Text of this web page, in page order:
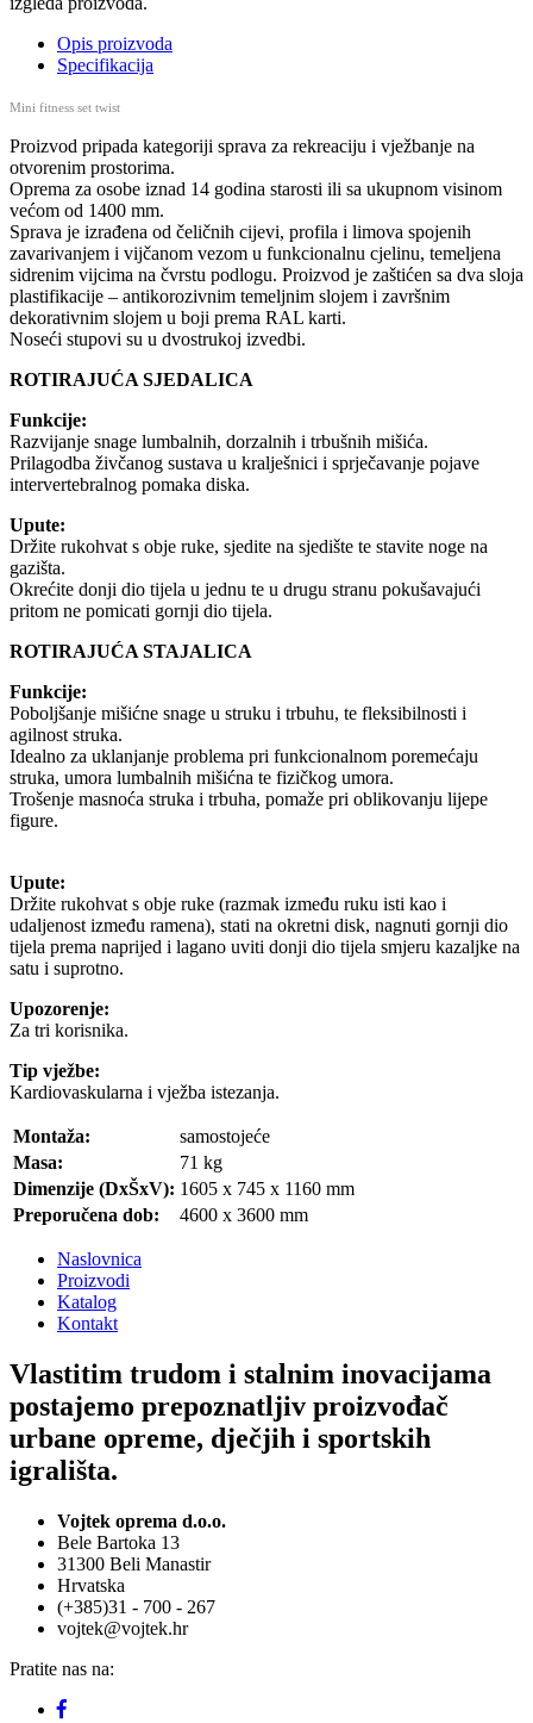
Opis proizvoda
Specifikacija
Mini fitness set twist
Proizvod pripada kategoriji sprava za rekreaciju i vježbanje na
otvorenim prostorima.
Oprema za osobe iznad 14 godina starosti ili sa ukupnom visinom
većom od 1400 mm.
Sprava je izrađena od čeličnih cijevi, profila i limova spojenih
zavarivanjem i vijčanom vezom u funkcionalnu cjelinu, temeljena
sidrenim vijcima na čvrstu podlogu. Proizvod je zaštićen sa dva sloja
plastifikacije – antikorozivnim temeljnim slojem i završnim
dekorativnim slojem u boji prema RAL karti.
Noseći stupovi su u dvostrukoj izvedbi.
ROTIRAJUĆA SJEDALICA
Funkcije:
Razvijanje snage lumbalnih, dorzalnih i trbušnih mišića.
Prilagodba živčanog sustava u kralješnici i sprječavanje pojave
intervertebralnog pomaka diska.
Upute:
Držite rukohvat s obje ruke, sjedite na sjedište te stavite noge na
gazišta.
Okrećite donji dio tijela u jednu te u drugu stranu pokušavajući
pritom ne pomicati gornji dio tijela.
ROTIRAJUĆA STAJALICA
Funkcije:
Poboljšanje mišićne snage u struku i trbuhu, te fleksibilnosti i
agilnost struka.
Idealno za uklanjanje problema pri funkcionalnom poremećaju
struka, umora lumbalnih mišićna te fizičkog umora.
Trošenje masnoća struka i trbuha, pomaže pri oblikovanju lijepe
figure.
Upute:
Držite rukohvat s obje ruke (razmak između ruku isti kao i
udaljenost između ramena), stati na okretni disk, nagnuti gornji dio
tijela prema naprijed i lagano uviti donji dio tijela smjeru kazaljke na
satu i suprotno.
Upozorenje:
Za tri korisnika.
Tip vježbe:
Kardiovaskularna i vježba istezanja.
Montaža:
samostojeće
Masa:
71 kg
Dimenzije (DxŠxV): 1605 x 745 x 1160 mm
Preporučena dob:
4600 x 3600 mm
Naslovnica
Proizvodi
Katalog
Kontakt
Vlastitim trudom i stalnim inovacijama
postajemo prepoznatljiv proizvođač
urbane opreme, dječjih i sportskih
igrališta.
Vojtek oprema d.o.o.
Bele Bartoka 13
31300 Beli Manastir
Hrvatska
(+385)31 - 700 - 267
vojtek@vojtek.hr
Pratite nas na: